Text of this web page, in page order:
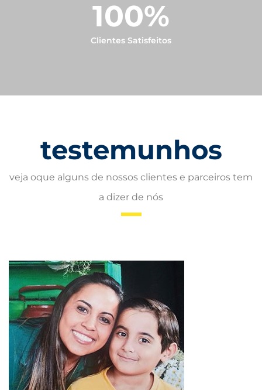
100%
Clientes Satisfeitos
testemunhos
veja oque alguns de nossos clientes e parceiros tem
a dizer de nós